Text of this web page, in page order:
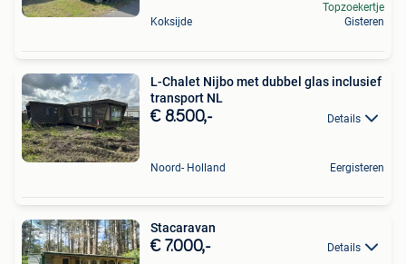
Koksijde
Topzoekertje
Gisteren
L-Chalet Nijbo met dubbel glas inclusief
transport NL
€ 8.500,- Details
Noord- Holland Eergisteren
Stacaravan
€ 7.000,- Details